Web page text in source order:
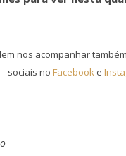
nos acompanhar
sociais no Facebooke